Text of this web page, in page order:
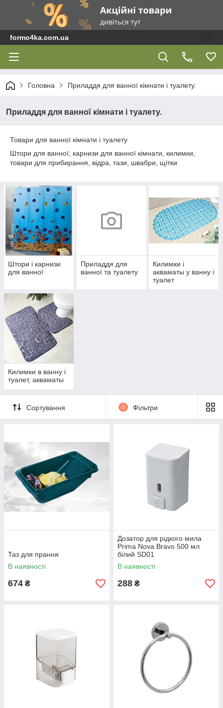
formo4ka.com.ua
Головна Приладдя для ванної кімнати і туалету.
Приладдя для ванної кімнати і туалету.
Товари для ванної кімнати і туалету
Штори для ванної, карнизи для ванної кімнати, килимки,
товари для прибирання, відра, тази, швабри, щітки
Штори і карнизи
для ванної
Приладдя для
ванної та туалету
Килимки і
акваматы у ванну і
туалет
Килимки в ванну і
туалет, акваматы
Сортування 0 Фільтри
Таз для прання
В наявності
674 ₴
Дозатор для рідкого мила
Prima Nova Bravo 500 мл
білий SD01
В наявності
288 ₴